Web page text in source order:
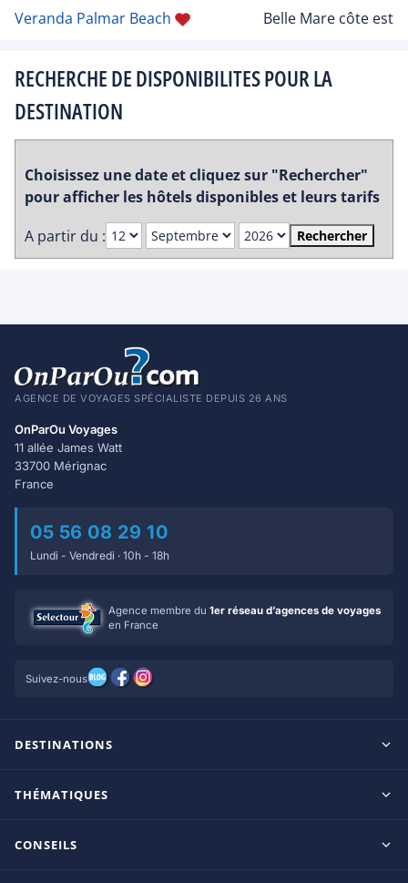
Veranda Palmar Beach
Belle Mare côte est
RECHERCHE DE DISPONIBILITES POUR LA
DESTINATION
Choisissez une date et cliquez sur "Rechercher"
pour afficher les hôtels disponibles et leurs tarifs
A partir du :
Rechercher
AGENCE DE VOYAGES SPÉCIALISTE DEPUIS 26 ANS
OnParOu Voyages
11 allée James Watt
33700 Mérignac
France
05 56 08 29 10
Lundi - Vendredi · 10h - 18h
Agence membre du 1er réseau d’agences de voyages
en France
Suivez-nous
DESTINATIONS
Ile Maurice
THÉMATIQUES
CONSEILS